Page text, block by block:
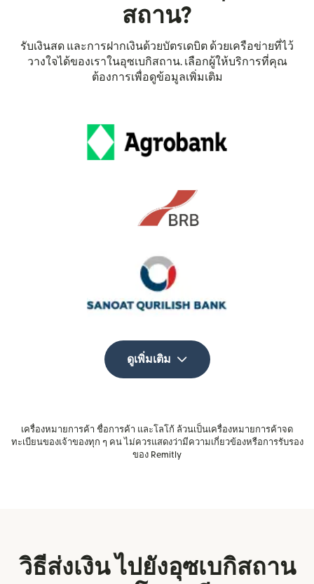
สถาน?
รับเงินสด และการฝากเงินด้วยบัตรเดบิต ด้วยเครือข่ายที่ไว้
วางใจได้ของเราในอุซเบกิสถาน. เลือกผู้ให้บริการที่คุณ
ต้องการเพื่อดูข้อมูลเพิ่มเติม
ดูเพิ่มเติม
เครื่องหมายการค้า ชื่อการค้า และโลโก้ ล้วนเป็นเครื่องหมายการค้าจด
ทะเบียนของเจ้าของทุก ๆ คน ไม่ควรแสดงว่ามีความเกี่ยวข้องหรือการรับรอง
ของ Remitly
วิธีส่งเงิน ไปยังอุซเบกิสถาน